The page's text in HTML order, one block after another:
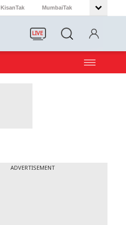
KisanTak MumbaiTak
LIVE
ADVERTISEMENT